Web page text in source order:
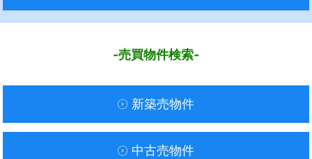
-売買物件検索-
新築売物件
中古売物件